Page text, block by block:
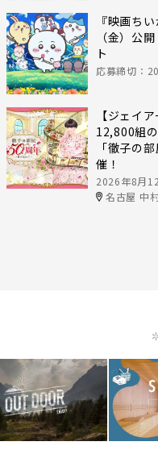
『映画ち
（金）公
ト
応募締切：
【ジェイ
12,800組
「徹子の
催！
2026年8月
名古屋 中